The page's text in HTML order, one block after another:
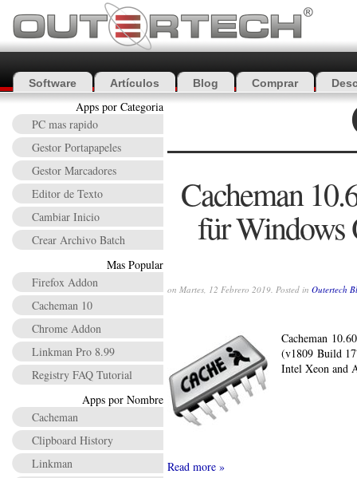
Cacheman
für Windows
on Martes, 12 Febrero 2019. Posted in Outertech
Cacheman
(v1809 Build
Intel Xeon and
Read more
Apps por Categoria
PC mas rapido
Gestor Portapapeles
Gestor Marcadores
Editor de Texto
Cambiar Inicio
Crear Archivo Batch
Mas Popular
Firefox Addon
Cacheman 10
Chrome Addon
Linkman Pro 8.99
Registry FAQ Tutorial
Apps por Nombre
Cacheman
Clipboard History
Linkman
Software Artículos Blog Comprar